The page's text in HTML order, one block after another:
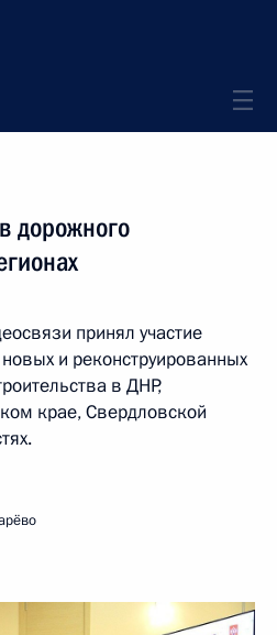
дорожного
принял участие
и реконструированных
в ДНР,
крае, Свердловской